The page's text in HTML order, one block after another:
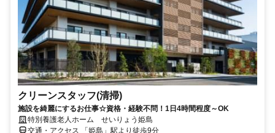
クリーンスタッフ(清掃)
施設を綺麗にするお仕事☆資格・経験不問！1日4時間程度～OK
特別養護老人ホーム せいりょう姫島
交通・アクセス 「姫島」駅より徒歩9分